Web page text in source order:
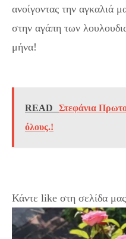
ανοίγοντας την αγκαλιά
στην αγάπη των
μήνα!
READ
Στεφάνια
όλους.!
Κάντε like στη σελίδα